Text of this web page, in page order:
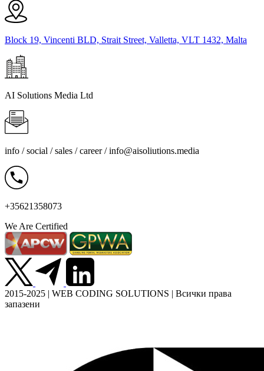
Block 19, Vincenti BLD, Strait Street, Valletta, VLT 1432, Malta
AI Solutions Media Ltd
info / social / sales / career /info@aisoliutions.media
+35621358073
We Are Certified
2015-2025 | WEB CODING SOLUTIONS | Всички права
запазени